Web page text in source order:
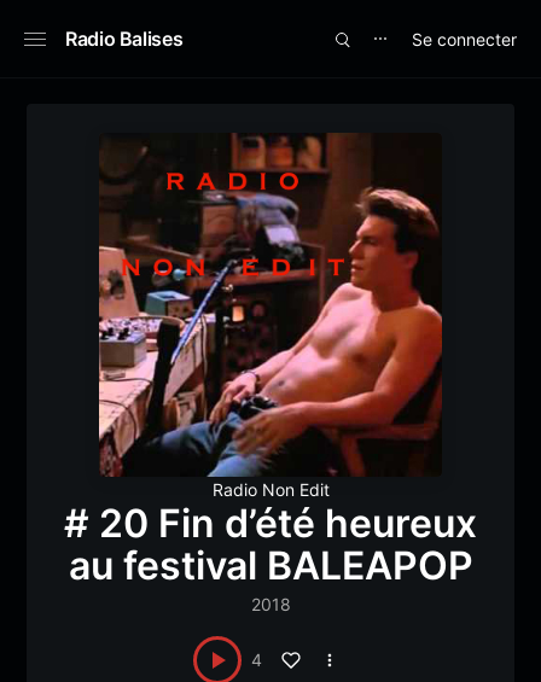
Radio Balises ⋯ Se connecter
Radio Non Edit
# 20 Fin d’été heureux
au festival BALEAPOP
2018
4